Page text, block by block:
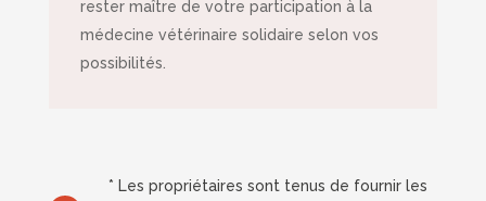
rester maître de votre participation à la
médecine vétérinaire solidaire selon vos
possibilités.
* Les propriétaires sont tenus de fournir les